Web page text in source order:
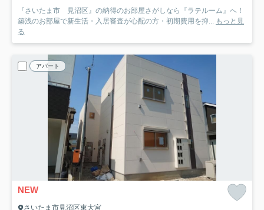
『さいたま市 見沼区』の納得のお部屋さがしなら『ラテルーム』へ！
築浅のお部屋で新生活・入居審査が心配の方・初期費用を抑... もっと見
る
アパート
NEW
さいたま市見沼区東大宮